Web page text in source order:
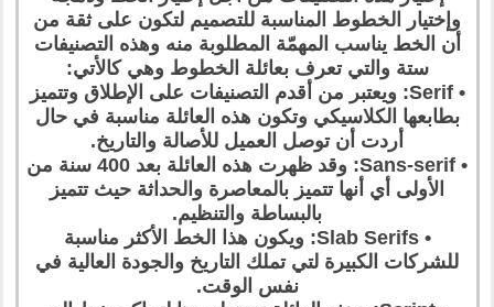
وإختيار الخطوط المناسبة للتصميم لتكون على ثقة من
أن الخط يناسب المهمّة المطلوبة منه وهذه التصنيفات
ستة والتي تعرف بعائلة الخطوط وهي كالأتي:
• Serif: ويعتبر من أقدم التصنيفات على الإطلاق وتتميز
بطابعها الكلاسيكي وتكون هذه العائلة مناسبة في حال
أردت أن توصل العميل للأصالة والتاريخ.
• Sans-serif: وقد ظهرت هذه العائلة بعد 400 سنة من
الأولى أي أنها تتميز بالمعاصرة والحداثة حيث تتميز
بالبساطة والتنظيم.
• Slab Serifs: ويكون هذا الخط الأكثر مناسبة
للشركات الكبيرة لتي تملك التاريخ والجودة العالية في
نفس الوقت.